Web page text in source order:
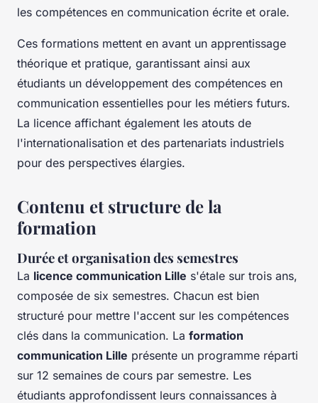
les compétences en communication écrite et orale.
Ces formations mettent en avant un apprentissage
théorique et pratique, garantissant ainsi aux
étudiants un développement des compétences en
communication essentielles pour les métiers futurs.
La licence affichant également les atouts de
l'internationalisation et des partenariats industriels
pour des perspectives élargies.
Contenu et structure de la
formation
Durée et organisation des semestres
La licence communication Lille s'étale sur trois ans,
composée de six semestres. Chacun est bien
structuré pour mettre l'accent sur les compétences
clés dans la communication. La formation
communication Lille présente un programme réparti
sur 12 semaines de cours par semestre. Les
étudiants approfondissent leurs connaissances à